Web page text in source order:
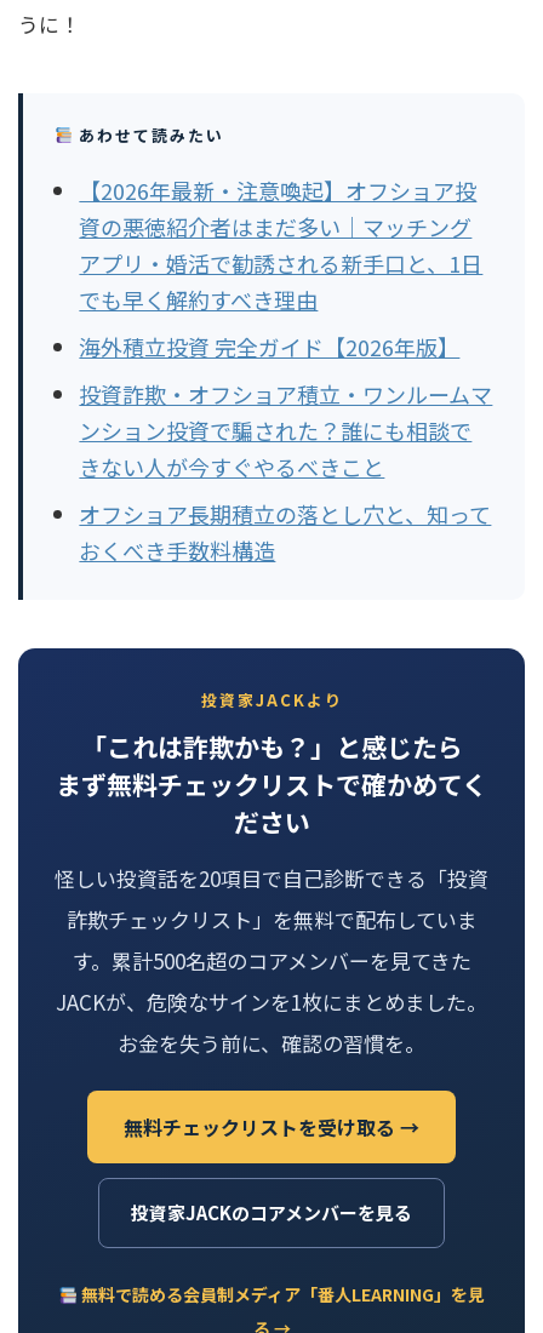
うに！
あわせて読みたい
【2026年最新・注意喚起】オフショア投
資の悪徳紹介者はまだ多い｜マッチング
アプリ・婚活で勧誘される新手口と、1日
でも早く解約すべき理由
海外積立投資 完全ガイド【2026年版】
投資詐欺・オフショア積立・ワンルームマ
ンション投資で騙された？誰にも相談で
きない人が今すぐやるべきこと
オフショア長期積立の落とし穴と、知って
おくべき手数料構造
投資家JACKより
「これは詐欺かも？」と感じたら
まず無料チェックリストで確かめてく
ださい
怪しい投資話を20項目で自己診断できる「投資
詐欺チェックリスト」を無料で配布していま
す。累計500名超のコアメンバーを見てきた
JACKが、危険なサインを1枚にまとめました。
お金を失う前に、確認の習慣を。
無料チェックリストを受け取る →
投資家JACKのコアメンバーを見る
無料で読める会員制メディア「番人LEARNING」を見